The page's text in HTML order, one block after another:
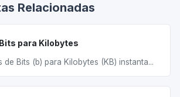
Relacionadas
para Kilobytes
Bits (b) para Kilobytes (KB) instanta...